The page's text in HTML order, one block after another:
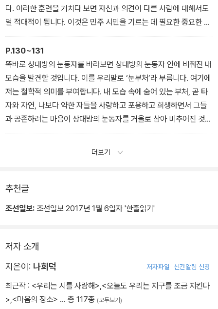
다. 이러한 훈련을 거치다 보면 자신과 의견이 다른 사람에 대해서도
덜 적대적이 됩니다. 이것은 민주 시민을 기르는 데 필요한 중요한 훈
련입니다. _김흥규 <문학은 어떻게 아이들의 공감 능력을 키우는가?
>에서
P.130~131
똑바로 상대방의 눈동자를 바라보면 상대방의 눈동자 안에 비춰진 내
모습을 발견할 것입니다. 이를 우리말로 ‘눈부처’라 부릅니다. 여기에
저는 철학적 의미를 부여합니다. 내 모습 속에 숨어 있는 부처, 곧 타
자와 자연, 나보다 약한 자들을 사랑하고 포용하고 희생하면서 그들
과 공존하려는 마음이 상대방의 눈동자를 거울로 삼아 비추어진 것입
니다. 그 눈부처를 바라보는 순간 상대방과 나의 구분이 사라집니다.
더보기
추천글
조선일보: 조선일보 2017년 1월 6일자 '한줄읽기'
저자 소개
지은이: 나희덕 저자파일 신간알림 신청
최근작 : <우리는 시를 사랑해>,<오늘도 우리는 지구를 조금 지킨다
>,<마음의 장소> … 총 117종 (모두보기)